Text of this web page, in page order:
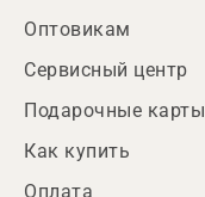
Оптовикам
Сервисный центр
Подарочные карты
Как купить
Оплата